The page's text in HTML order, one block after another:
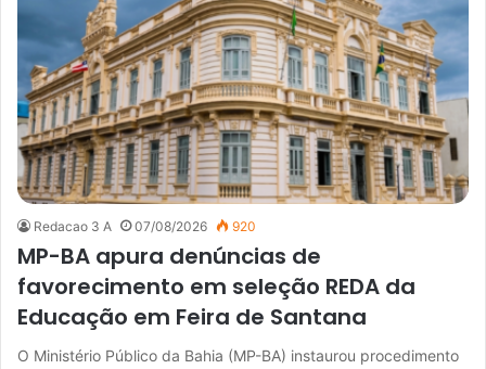
Redacao 3 A 07/08/2026 920
MP-BA apura denúncias de
favorecimento em seleção REDA da
Educação em Feira de Santana
O Ministério Público da Bahia (MP-BA) instaurou procedimento